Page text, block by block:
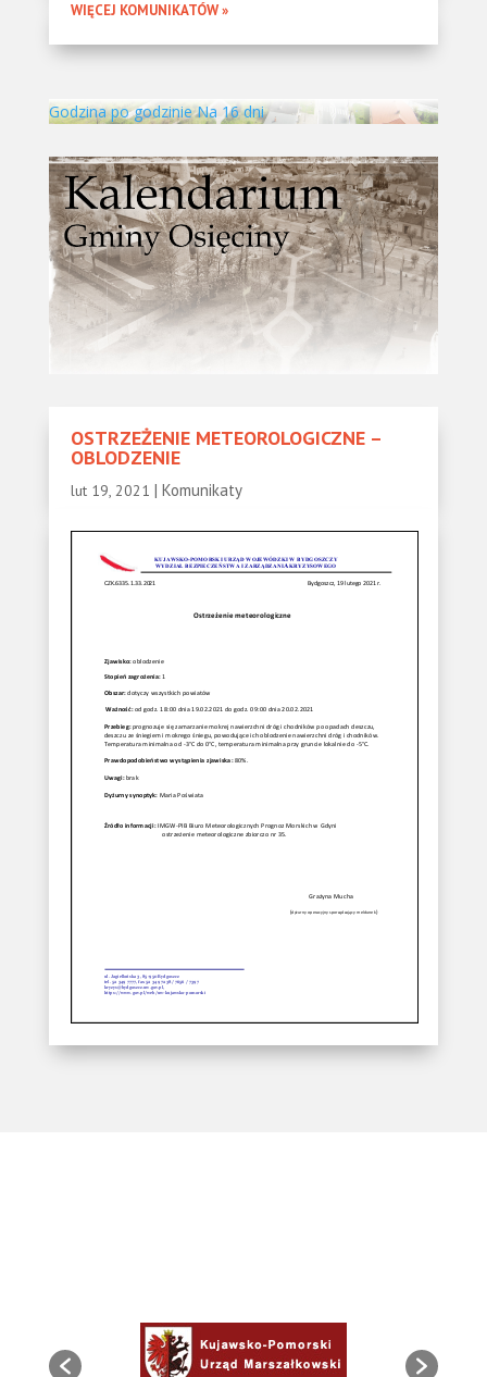
WIĘCEJ KOMUNIKATÓW »
Godzina po godzinie Na 16 dni
OSTRZEŻENIE METEOROLOGICZNE –
OBLODZENIE
lut 19, 2021 | Komunikaty